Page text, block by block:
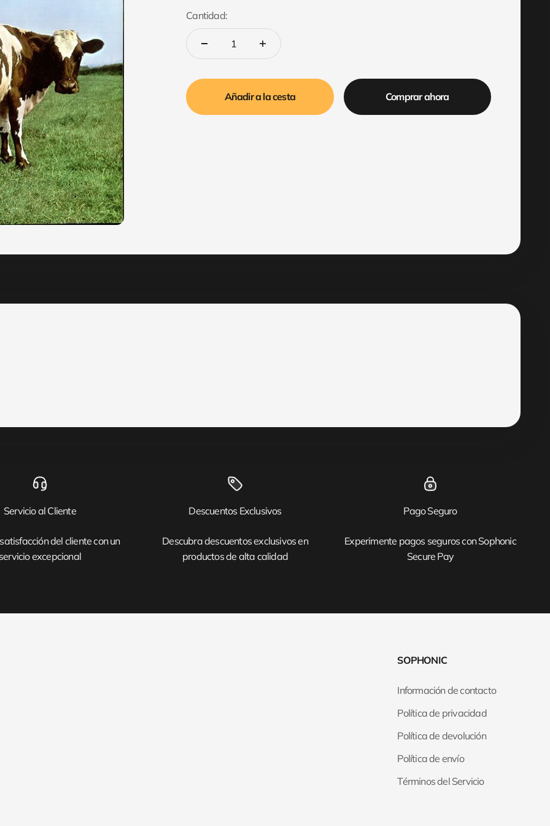
Cantidad:
Añadir a la cesta Comprar ahora
Servicio al Cliente
del cliente con un
excepcional
Descuentos Exclusivos
Descubra descuentos exclusivos en
productos de alta calidad
Pago Seguro
Experimente pagos seguros con Sophonic
Secure Pay
SOPHONIC
Información de contacto
Política de privacidad
Política de devolución
Política de envío
Términos del Servicio